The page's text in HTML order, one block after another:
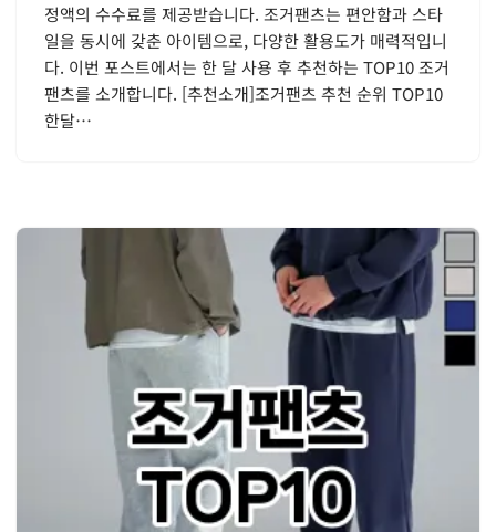
정액의 수수료를 제공받습니다. 조거팬츠는 편안함과 스타
일을 동시에 갖춘 아이템으로, 다양한 활용도가 매력적입니
다. 이번 포스트에서는 한 달 사용 후 추천하는 TOP10 조거
팬츠를 소개합니다. [추천소개]조거팬츠 추천 순위 TOP10
한달…